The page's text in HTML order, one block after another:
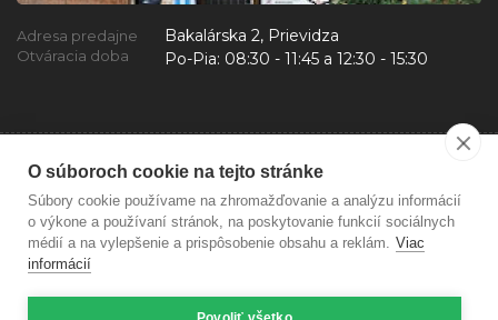
O súboroch cookie na tejto stránke
Súbory cookie používame na zhromažďovanie a analýzu informácií
o výkone a používaní stránok, na poskytovanie funkcií sociálnych
médií a na vylepšenie a prispôsobenie obsahu a reklám. Viac
informácií
Adresa predajne Bakalárska 2, Prievidza
Otváracia doba Po-Pia: 08:30 - 11:45 a 12:30 - 15:30